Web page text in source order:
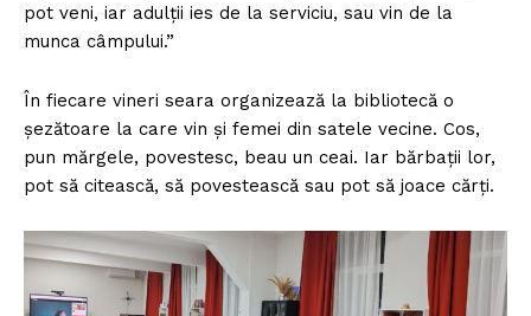
pot veni, iar adulții ies de la serviciu, sau vin de la
munca câmpului.”
În fiecare vineri seara organizează la bibliotecă o
șezătoare la care vin și femei din satele vecine. Cos,
pun mărgele, povestesc, beau un ceai. Iar bărbații lor,
pot să citească, să povestească sau pot să joace cărți.